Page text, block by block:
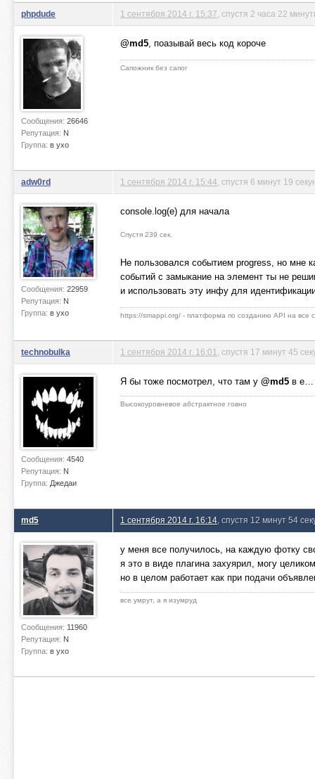
phpdude
Сообщения: 26646
Репутация: N
Группа: в ухо
1 сентября 2014 г. 15:37 , спустя 2 часа 22
@md5, поазывай весь код короче
Сапожник без сапог
adw0rd
Сообщения: 22959
Репутация: N
Группа: в ухо
1 сентября 2014 г. 15:44 , спустя 6 минут 19
console.log(e) для начала
Спустя 239 сек.
Не пользовался событием progress, но мне
событий с замыкание на элемент ты не
и использовать эту инфу для
https://smappi.org/ - платформа по созданию API на все
technobulka
Сообщения: 4540
Репутация: N
Группа: Джедаи
1 сентября 2014 г. 16:01 , спустя 17 минут 45
Я бы тоже посмотрел, что там у @md5 в e…
Высокоуровневое абстрактное говно
md5
Сообщения: 11960
Репутация: N
Группа: в ухо
1 сентября 2014 г. 16:14 , спустя 12 минут 54
у меня все получилось, на каждую фотку
я это в виде плагина захуярил, могу
но в целом работает как при подачи
все умрут, а я изумруд